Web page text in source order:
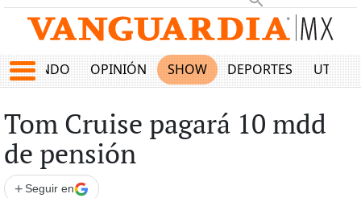
MUNDO OPINIÓN SHOW DEPORTES
Tom Cruise pagará 10 mdd
de pensión
+ Seguir en